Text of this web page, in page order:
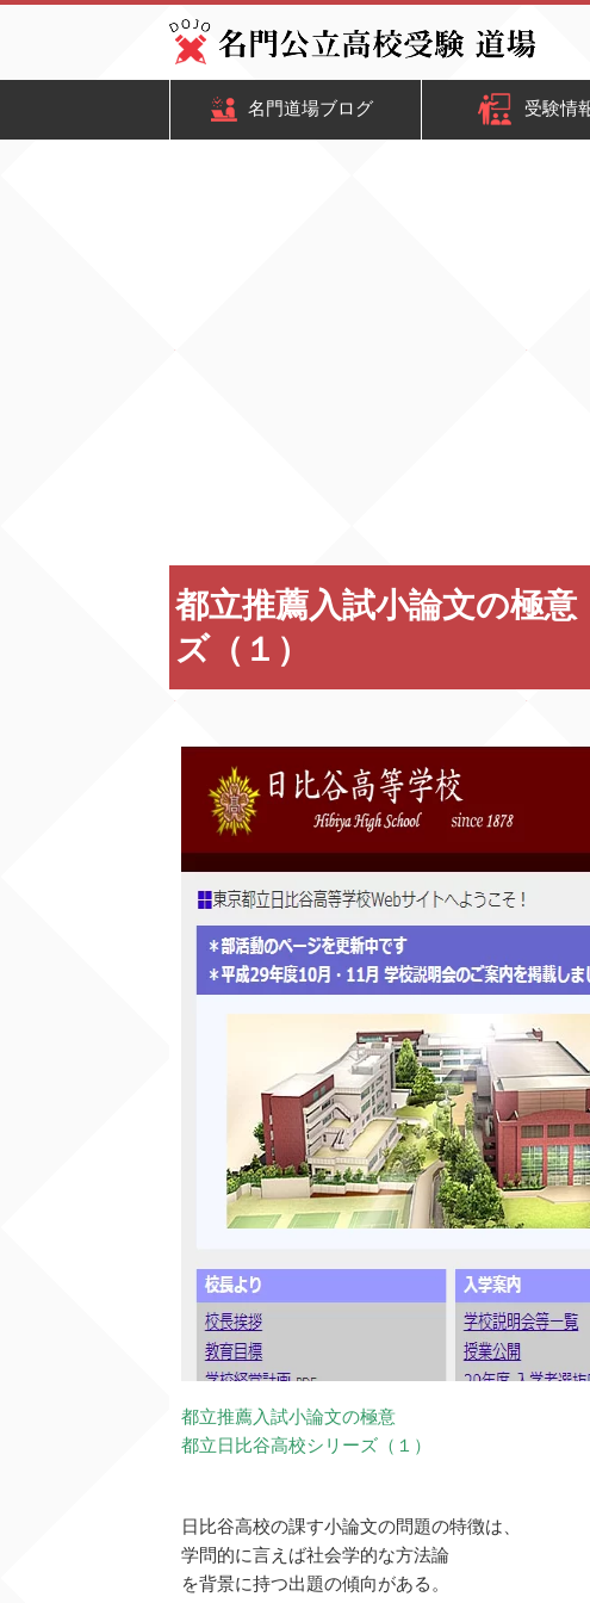
名門道場ブログ 受験情
都立推薦入試小論文の極
ズ（１）
都立推薦入試小論文の極意
都立日比谷高校シリーズ（１）
日比谷高校の課す小論文の問題の特徴は、
学問的に言えば社会学的な方法論
を背景に持つ出題の傾向がある。